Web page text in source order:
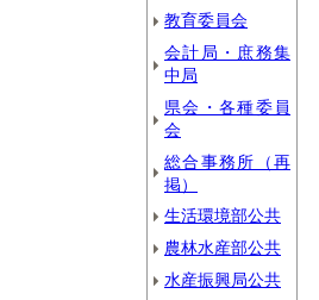
教育委員会
会計局・庶務集
中局
県会・各種委員
会
総合事務所（再
掲）
生活環境部公共
農林水産部公共
水産振興局公共